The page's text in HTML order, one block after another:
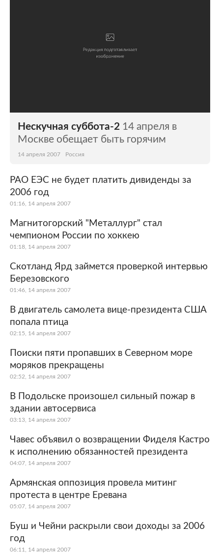
Нескучная суббота-2 14 апреля в
Москве обещает быть горячим
14 апреля 2007 Россия
РАО ЕЭС не будет платить дивиденды за
2006 год
01:16, 14 апреля 2007
Магнитогорский "Металлург" стал
чемпионом России по хоккею
01:18, 14 апреля 2007
Скотланд Ярд займется проверкой интервью
Березовского
01:46, 14 апреля 2007
В двигатель самолета вице-президента США
попала птица
02:15, 14 апреля 2007
Поиски пяти пропавших в Северном море
моряков прекращены
02:52, 14 апреля 2007
В Подольске произошел сильный пожар в
здании автосервиса
03:13, 14 апреля 2007
Чавес объявил о возвращении Фиделя Кастро
к исполнению обязанностей президента
04:07, 14 апреля 2007
Армянская оппозиция провела митинг
протеста в центре Еревана
05:07, 14 апреля 2007
Буш и Чейни раскрыли свои доходы за 2006
год
06:11, 14 апреля 2007